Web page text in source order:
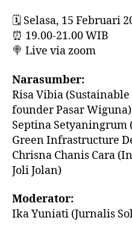
🗓 Selasa, 15 Februari
⏰ 19.00-21.00 WIB
🍭 Live via zoom
Narasumber:
Risa Vibia
founder Pasar Wiguna)
Septina
Green Infrastructure
Chrisna Chanis Cara
Joli Jolan)
Moderator:
Ika Yuniati (Jurnalis